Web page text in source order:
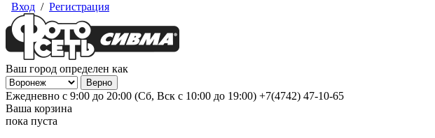
Вход / Регистрация
Ваш город определен как
Ежедневно с 9:00 до 20:00 (Сб, Вск с 10:00 до 19:00) +7(4742) 47-10-65
Ваша корзина
пока пуста